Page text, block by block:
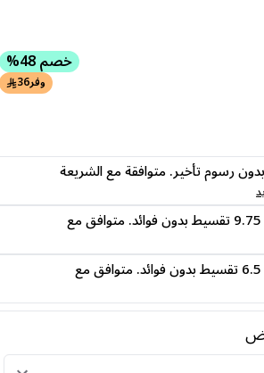
خصم 48%
وفر36
دفعه بدون رسوم تأخير. متوافقة مع الشريعة
قسمها على 4 دفعات 9.75 تقسيط بدون فوائد. متوافق مع
قسمها على 6 دفعات 6.5 تقسيط بدون فوائد. متوافق مع